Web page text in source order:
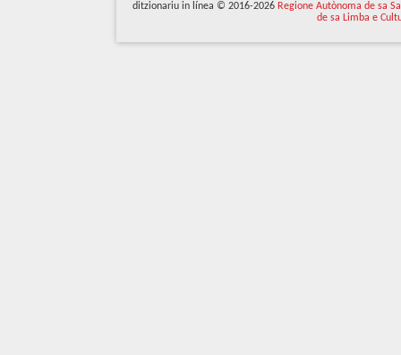
ditzionariu in línea © 2016-2026 Regione Autònoma de sa
de sa Limba e